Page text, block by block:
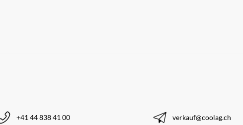
+41 44 838 41 00 verkauf@coolag.ch